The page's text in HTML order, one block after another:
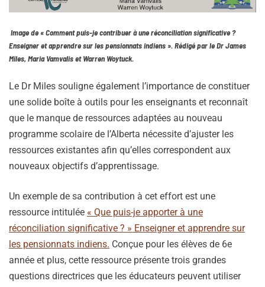
Image de « Comment puis-je contribuer à une réconciliation significative ?
Enseigner et apprendre sur les pensionnats indiens ». Rédigé par le Dr James
Miles, Maria Vamvalis et Warren Woytuck.
Le Dr Miles souligne également l’importance de constituer
une solide boîte à outils pour les enseignants et reconnaît
que le manque de ressources adaptées au nouveau
programme scolaire de l’Alberta nécessite d’ajuster les
ressources existantes afin qu’elles correspondent aux
nouveaux objectifs d’apprentissage.
Un exemple de sa contribution à cet effort est une
ressource intitulée « Que puis-je apporter à une
réconciliation significative ? » Enseigner et apprendre sur
les pensionnats indiens. Conçue pour les élèves de 6e
année et plus, cette ressource présente trois grandes
questions directrices que les éducateurs peuvent utiliser